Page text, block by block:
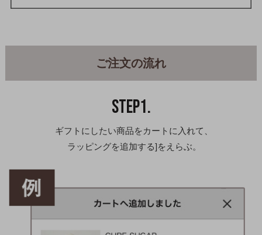
ご注文の流れ
STEP1.
ギフトにしたい商品をカートに入れて、
ラッピングを追加する]をえらぶ。